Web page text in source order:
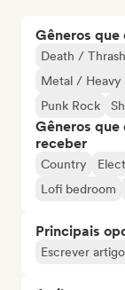
Gêneros que
Death / Thrash
Metal / Heavy
Punk Rock
Gêneros que
receber
Country
Lofi bedroom
Principais
Escrever